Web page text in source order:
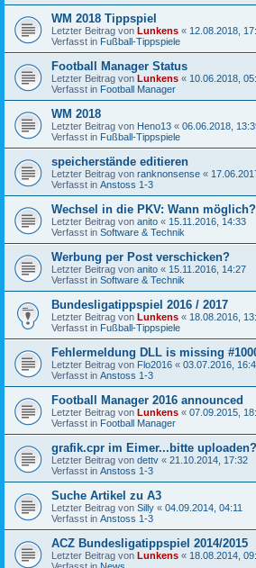
WM 2018 Tippspiel
Letzter Beitrag von Lunkens « 12.08.2018,
Verfasst in Fußball-Tippspiele
Football Manager Status
Letzter Beitrag von Lunkens « 10.06.2018,
Verfasst in Football Manager
WM 2018
Letzter Beitrag von Heno13 « 06.06.2018,
Verfasst in Fußball-Tippspiele
speicherstände editieren
Letzter Beitrag von ranknonsense «
Verfasst in Anstoss 1-3
Wechsel in die PKV: Wann möglich?
Letzter Beitrag von anito « 15.11.2016, 14:33
Verfasst in Software & Technik
Werbung per Post verschicken?
Letzter Beitrag von anito « 15.11.2016, 14:27
Verfasst in Software & Technik
Bundesligatippspiel 2016 / 2017
Letzter Beitrag von Lunkens « 18.08.2016,
Verfasst in Fußball-Tippspiele
Fehlermeldung DLL is missing
Letzter Beitrag von Flo2016 « 03.07.2016,
Verfasst in Anstoss 1-3
Football Manager 2016 announced
Letzter Beitrag von Lunkens « 07.09.2015,
Verfasst in Football Manager
grafik.cpr im Eimer...bitte
Letzter Beitrag von dettv « 21.10.2014, 17:32
Verfasst in Anstoss 1-3
Suche Artikel zu A3
Letzter Beitrag von Silly « 04.09.2014, 04:11
Verfasst in Anstoss 1-3
ACZ Bundesligatippspiel 2014/2015
Letzter Beitrag von Lunkens « 18.08.2014,
Verfasst in News